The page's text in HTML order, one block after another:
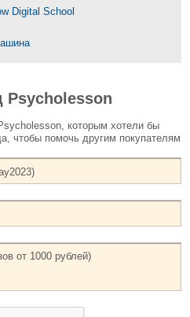
Digital School
Psycholesson
которым хотели бы
чтобы помочь другим покупателям